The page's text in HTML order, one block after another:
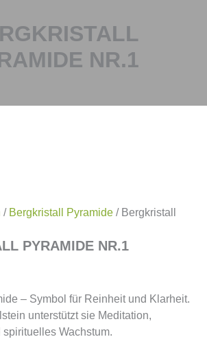
NR.1
/ Bergkristall Pyramide / Bergkristall
PYRAMIDE NR.1
– Symbol für Reinheit und Klarheit.
unterstützt sie Meditation,
Wachstum.